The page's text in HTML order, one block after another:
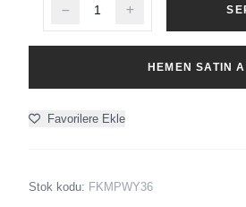
HEMEN SATIN
Favorilere Ekle
Stok kodu: FKMPWY36